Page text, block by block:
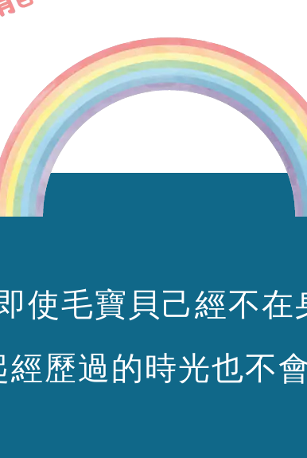
使毛寶貝己經不在
歷過的時光也不